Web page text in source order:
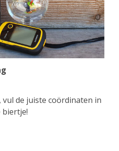
de juiste coördinaten in
biertje!